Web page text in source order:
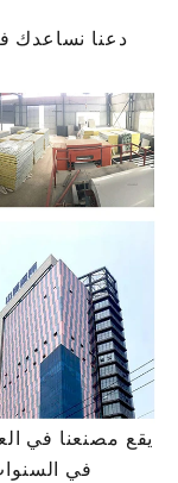
دعنا نساعدك
يقع مصنعنا في
في